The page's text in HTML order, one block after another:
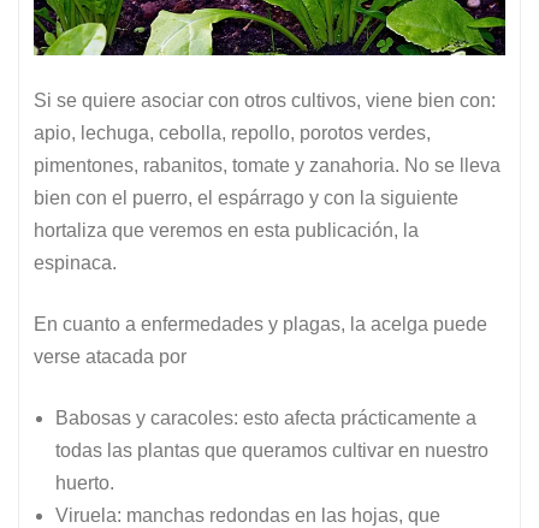
Si se quiere asociar con otros cultivos, viene bien con:
apio, lechuga, cebolla, repollo, porotos verdes,
pimentones, rabanitos, tomate y zanahoria. No se lleva
bien con el puerro, el espárrago y con la siguiente
hortaliza que veremos en esta publicación, la
espinaca.
En cuanto a enfermedades y plagas, la acelga puede
verse atacada por
Babosas y caracoles: esto afecta prácticamente a
todas las plantas que queramos cultivar en nuestro
huerto.
Viruela: manchas redondas en las hojas, que